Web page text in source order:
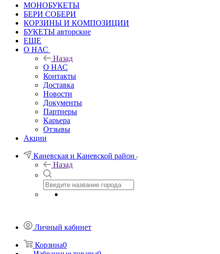
МОНОБУКЕТЫ
БЕРИ СОБЕРИ
КОРЗИНЫ И КОМПОЗИЦИИ
БУКЕТЫ авторские
ЕЩЕ
О НАС
Назад
О НАС
Контакты
Доставка
Новости
Документы
Партнеры
Карьера
Отзывы
Акции
Каневская и Каневской район
Назад
Личный кабинет
Корзина0